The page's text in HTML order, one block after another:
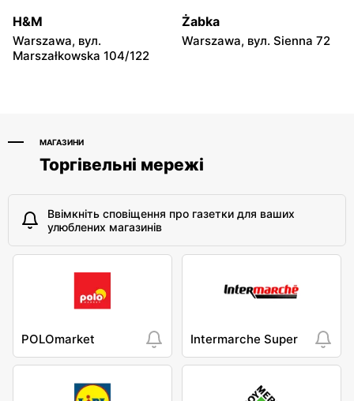
moje sklepy
Niebylec, вул. Niebylec 139
moje sklepy
Opole, вул. Grudzicka 45
H&M
Warszawa, вул.
Marszałkowska 104/122
Żabka
Warszawa, вул. Sienna 72
МАГАЗИНИ
Торгівельні мережі
Ввімкніть сповіщення про газетки для ваших
улюблених магазинів
POLOmarket Intermarche Super